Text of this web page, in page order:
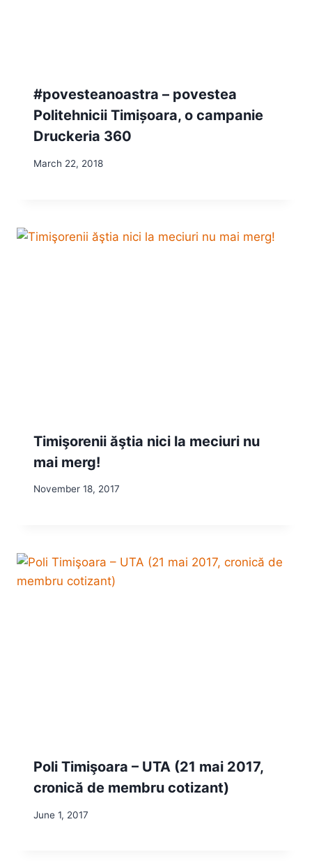
#povesteanoastra – povestea
Politehnicii Timișoara, o campanie
Druckeria 360
March 22, 2018
Timişorenii ăştia nici la meciuri nu
mai merg!
November 18, 2017
Poli Timişoara – UTA (21 mai 2017,
cronică de membru cotizant)
June 1, 2017